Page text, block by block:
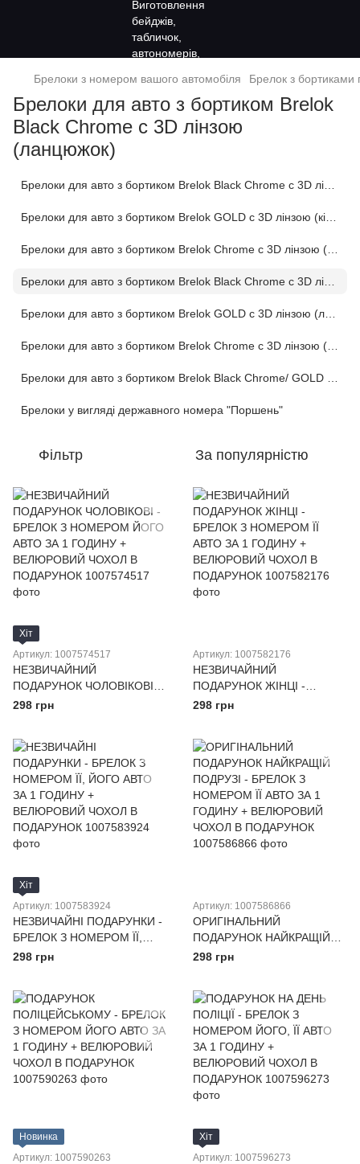
Брелоки з номером вашого автомобіля Брелок з бортиками
Брелоки для авто з бортиком Brelok
Black Chrome c 3D лінзою
(ланцюжок)
Брелоки у вигляді державного номера "Поршень"
Фільтр За популярністю
Хіт
Артикул: 1007574517
НЕЗВИЧАЙНИЙ
ПОДАРУНОК ЧОЛОВІКОВІ -
БРЕЛОК З НОМЕРОМ ЙОГО
ПОДАРУНОК
298 грн
Артикул: 1007582176
НЕЗВИЧАЙНИЙ
ПОДАРУНОК ЖІНЦІ -
БРЕЛОК З НОМЕРОМ ЇЇ
ПОДАРУНОК
298 грн
Хіт
Артикул: 1007583924
НЕЗВИЧАЙНІ ПОДАРУНКИ -
БРЕЛОК З НОМЕРОМ ЇЇ,
ЙОГО АВТО ЗА 1 ГОДИНУ +
298 грн
Артикул: 1007586866
ОРИГІНАЛЬНИЙ
ПОДАРУНОК НАЙКРАЩІЙ
ПОДРУЗІ - БРЕЛОК З
ЧОХОЛ В ПОДАРУНОК
298 грн
Новинка
Артикул: 1007590263
Хіт
Артикул: 1007596273